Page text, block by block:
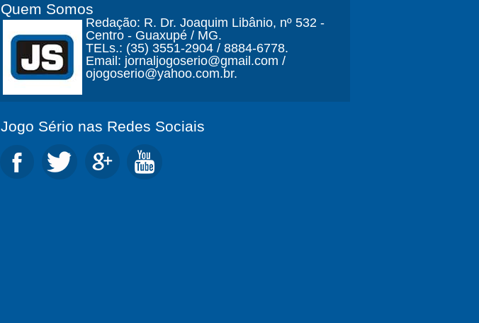
Quem Somos
Redação: R. Dr. Joaquim Libânio, nº 532 -
Centro - Guaxupé / MG.
TELs.: (35) 3551-2904 / 8884-6778.
Email: jornaljogoserio@gmail.com /
ojogoserio@yahoo.com.br.
Jogo Sério nas Redes Sociais